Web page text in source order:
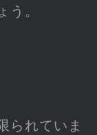
う。
られていま